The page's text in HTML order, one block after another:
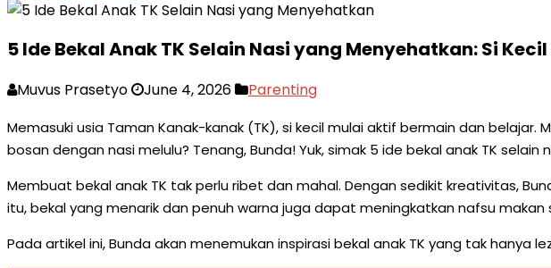
5 Ide Bekal Anak TK Selain Nasi yang Menyehatkan: Si
Muvus Prasetyo June 4, 2026 Parenting
Memasuki usia Taman Kanak-kanak (TK), si kecil mulai aktif bermain dan
bosan dengan nasi melulu? Tenang, Bunda! Yuk, simak 5 ide bekal anak TK
Membuat bekal anak TK tak perlu ribet dan mahal. Dengan sedikit kreativitas,
itu, bekal yang menarik dan penuh warna juga dapat meningkatkan nafsu makan
Pada artikel ini, Bunda akan menemukan inspirasi bekal anak TK yang tak